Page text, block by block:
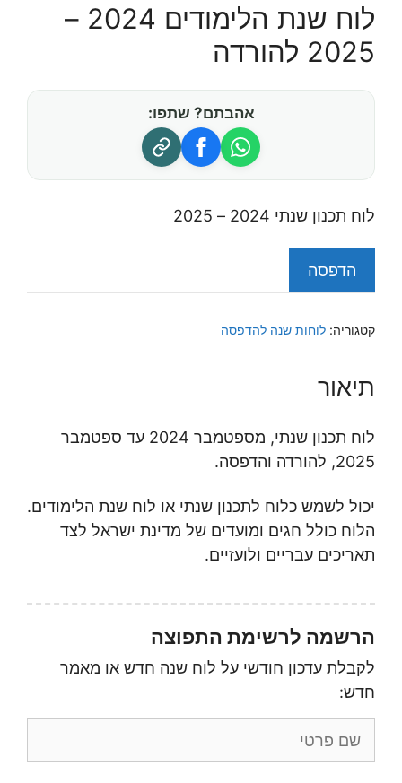
לוח שנת הלימודים 2024 –
2025 להורדה
אהבתם? שתפו:
לוח תכנון שנתי 2024 – 2025
הדפסה
קטגוריה: לוחות שנה להדפסה
תיאור
לוח תכנון שנתי, מספטמבר 2024 עד ספטמבר
2025, להורדה והדפסה.
יכול לשמש כלוח לתכנון שנתי או לוח שנת הלימודים.
הלוח כולל חגים ומועדים של מדינת ישראל לצד
תאריכים עבריים ולועזיים.
הרשמה לרשימת התפוצה
לקבלת עדכון חודשי על לוח שנה חדש או מאמר
חדש: